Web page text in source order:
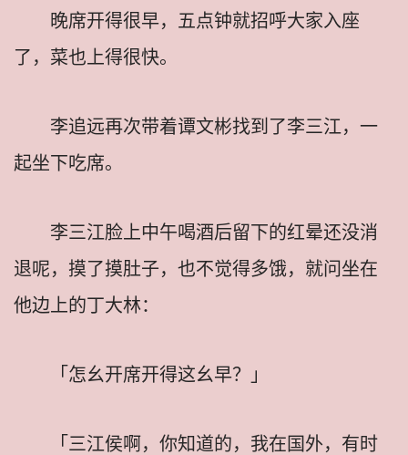
晚席开得很早，五点钟就招呼大家入座
了，菜也上得很快。
李追远再次带着谭文彬找到了李三江，一
起坐下吃席。
李三江脸上中午喝酒后留下的红晕还没消
退呢，摸了摸肚子，也不觉得多饿，就问坐在
他边上的丁大林：
「怎幺开席开得这幺早？」
「三江侯啊，你知道的，我在国外，有时